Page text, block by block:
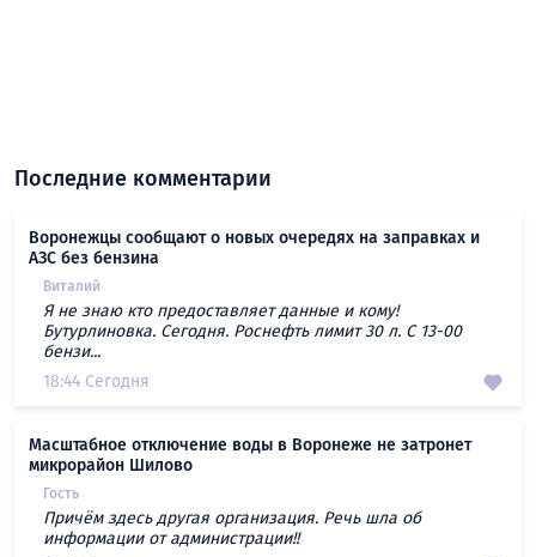
Последние комментарии
Воронежцы сообщают о новых очередях на заправках и
АЗС без бензина
Виталий
Я не знаю кто предоставляет данные и кому!
Бутурлиновка. Сегодня. Роснефть лимит 30 л. С 13-00
бензи...
18:44 Сегодня
Масштабное отключение воды в Воронеже не затронет
микрорайон Шилово
Гость
Причём здесь другая организация. Речь шла об
информации от администрации!!